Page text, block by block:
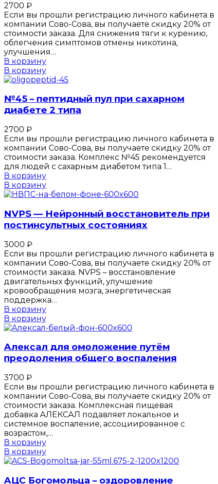
2700 ₽
Если вы прошли регистрацию личного кабинета в
компании Сово-Сова, вы получаете скидку 20% от
стоимости заказа. Для снижения тяги к курению,
облегчения симптомов отмены никотина,
улучшения…
В корзину
В корзину
№45 – пептидный пул при сахарном
диабете 2 типа
2700 ₽
Если вы прошли регистрацию личного кабинета в
компании Сово-Сова, вы получаете скидку 20% от
стоимости заказа. Комплекс №45 рекомендуется
для людей с сахарным диабетом типа 1…
В корзину
В корзину
NVPS — Нейронный восстановитель при
постинсультных состояниях
3000 ₽
Если вы прошли регистрацию личного кабинета в
компании Сово-Сова, вы получаете скидку 20% от
стоимости заказа. NVPS – восстановление
двигательных функций, улучшение
кровообращения мозга, энергетическая
поддержка…
В корзину
В корзину
Алексал для омоложение путём
преодоления общего воспаления
3700 ₽
Если вы прошли регистрацию личного кабинета в
компании Сово-Сова, вы получаете скидку 20% от
стоимости заказа. Комплексная пищевая
добавка АЛЕКСАЛ подавляет локальное и
системное воспаление, ассоциированное с
возрастом,…
В корзину
В корзину
АЦС Богомольца – оздоровление